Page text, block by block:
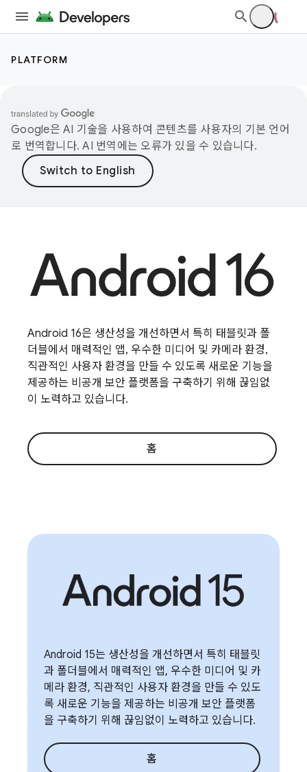
PLATFORM
Google은 AI 기술을 사용하여 콘텐츠를 사용자의 기본 언어
로 번역합니다. AI 번역에는 오류가 있을 수 있습니다.
Android 16은 생산성을 개선하면서 특히 태블릿과 폴
더블에서 매력적인 앱, 우수한 미디어 및 카메라 환경,
직관적인 사용자 환경을 만들 수 있도록 새로운 기능을
제공하는 비공개 보안 플랫폼을 구축하기 위해 끊임없
이 노력하고 있습니다.
홈
Android 15는 생산성을 개선하면서 특히 태블릿
과 폴더블에서 매력적인 앱, 우수한 미디어 및 카
메라 환경, 직관적인 사용자 환경을 만들 수 있도
록 새로운 기능을 제공하는 비공개 보안 플랫폼
을 구축하기 위해 끊임없이 노력하고 있습니다.
홈